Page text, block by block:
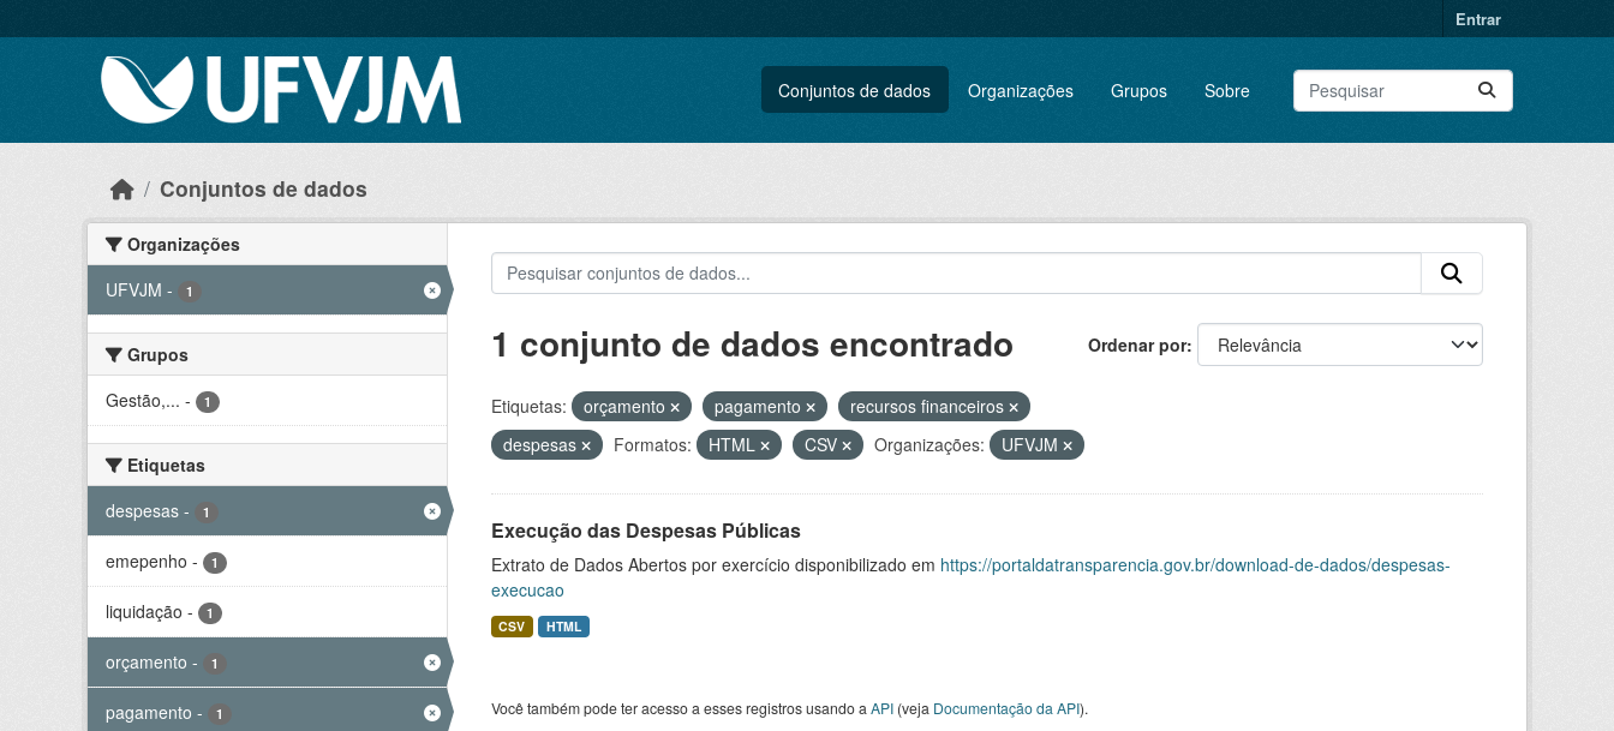
Entrar
Conjuntos de dados Organizações Grupos Sobre
Conjuntos de dados
Organizações
UFVJM - 1
Grupos
Gestão,... - 1
Etiquetas
despesas - 1
emepenho - 1
liquidação - 1
orçamento - 1
pagamento - 1
Ordenar por
1 conjunto de dados encontrado
Etiquetas: orçamento pagamento
recursos financeiros
despesas
Formatos: HTML CSV Organizações: UFVJM
Execução das Despesas Públicas
Extrato de Dados Abertos por exercício disponibilizado em https://portaldatransparencia.gov.br/download-de-dados/despesas-
execucao
CSV HTML
Você também pode ter acesso a esses registros usando a API(veja Documentação da API).